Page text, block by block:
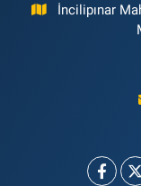
İncilipınar